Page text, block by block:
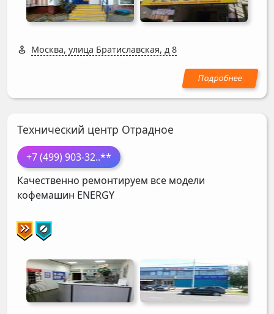
Москва, улица Братиславская, д 8
Технический центр Отрадное
+7 (499) 903-32..**
Качественно ремонтируем все модели
кофемашин ENERGY